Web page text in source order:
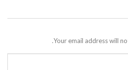
Your email address will